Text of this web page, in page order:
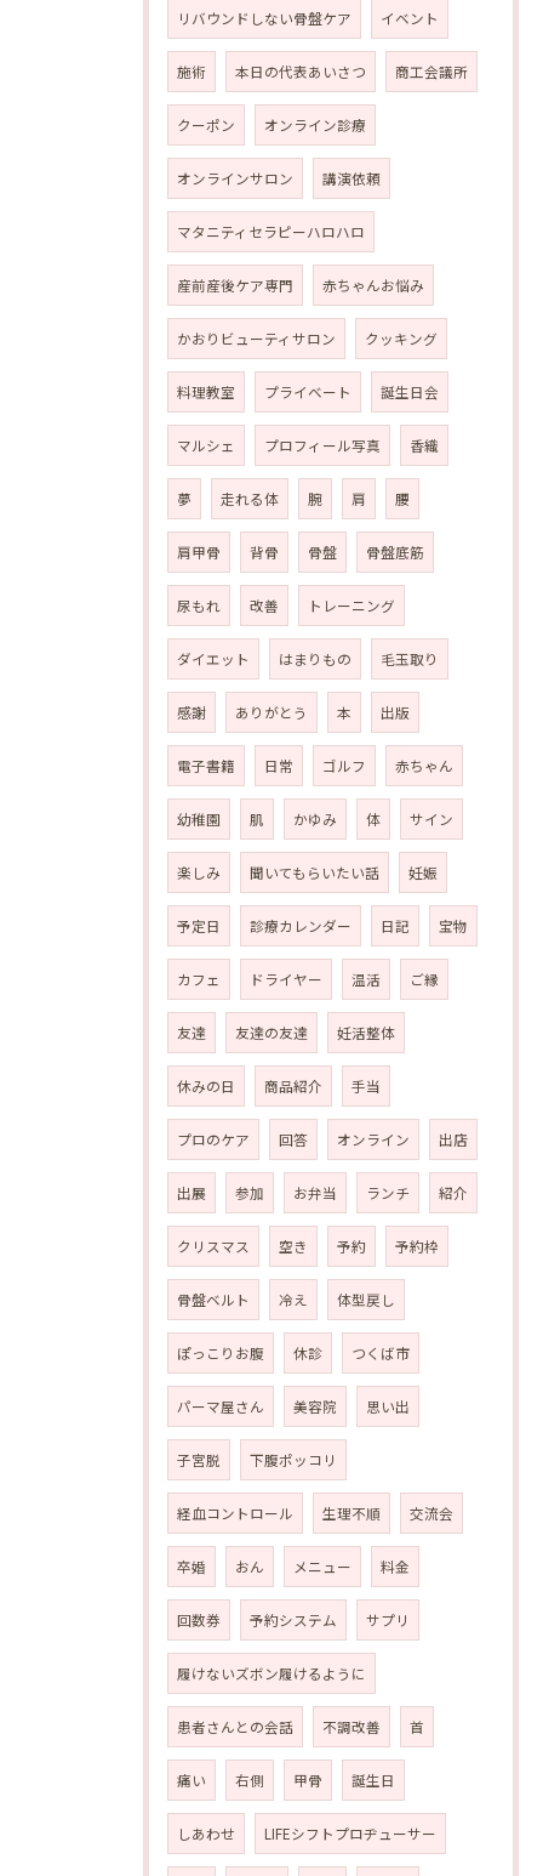
リバウンドしない骨盤ケア イベント
施術 本日の代表あいさつ 商工会議所
クーポン オンライン診療
オンラインサロン 講演依頼
マタニティセラピーハロハロ
産前産後ケア専門 赤ちゃんお悩み
かおりビューティサロン クッキング
料理教室 プライベート 誕生日会
マルシェ プロフィール写真 香織
夢 走れる体 腕 肩 腰
肩甲骨 背骨 骨盤 骨盤底筋
尿もれ 改善 トレーニング
ダイエット はまりもの 毛玉取り
感謝 ありがとう 本 出版
電子書籍 日常 ゴルフ 赤ちゃん
幼稚園 肌 かゆみ 体 サイン
楽しみ 聞いてもらいたい話 妊娠
予定日 診療カレンダー 日記 宝物
カフェ ドライヤー 温活 ご縁
友達 友達の友達 妊活整体
休みの日 商品紹介 手当
プロのケア 回答 オンライン 出店
出展 参加 お弁当 ランチ 紹介
クリスマス 空き 予約 予約枠
骨盤ベルト 冷え 体型戻し
ぽっこりお腹 休診 つくば市
パーマ屋さん 美容院 思い出
子宮脱 下腹ポッコリ
経血コントロール 生理不順 交流会
卒婚 おん メニュー 料金
回数券 予約システム サプリ
履けないズボン履けるように
患者さんとの会話 不調改善 首
痛い 右側 甲骨 誕生日
しあわせ LIFEシフトプロヂューサー